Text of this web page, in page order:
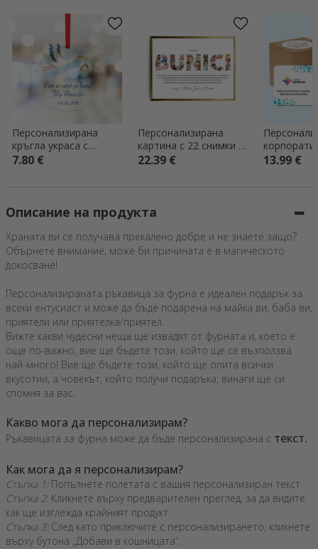
Персонализирана
кръгла украса с
надпис – „Добре
7.80 €
Персонализирана
картина с 22 снимки и
текст – БАБА И ДЯДО
22.39 € 13.99 €
Описание на продукта
Храната ви се получава прекалено добре и не знаете защо?
Обърнете внимание, може би причината е в магическото
докосване!
Персонализираната ръкавица за фурна е идеален подарък за
всеки ентусиаст и може да бъде подарена на майка ви, баба ви,
приятели или приятелка/приятел.
Вижте какви чудесни неща ще извадят от фурната и, което е
още по-важно, вие ще бъдете този, който ще се възползва
най-много! Вие ще бъдете този, който ще опита всички
вкусотии, а човекът, който получи подаръка, винаги ще си
спомня за вас.
Какво мога да персонализирам?
Ръкавицата за фурна може да бъде персонализирана с текст.
Как мога да я персонализирам?
Стъпка 1:Попълнете полетата с вашия персонализиран текст
Стъпка 2: Кликнете върху предварителен преглед, за да видите
как ще изглежда крайният продукт
Стъпка 3:След като приключите с персонализирането, кликнете
върху бутона „Добави в кошницата“.